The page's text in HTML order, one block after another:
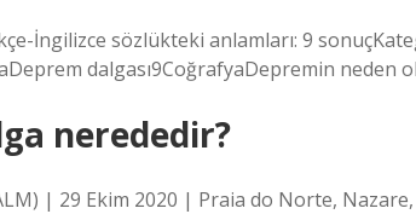
İngilizce sözlükteki anlamları: 9
dalgası9CoğrafyaDepremin neden
nerededir?
| 29 Ekim 2020 | Praia do Norte,